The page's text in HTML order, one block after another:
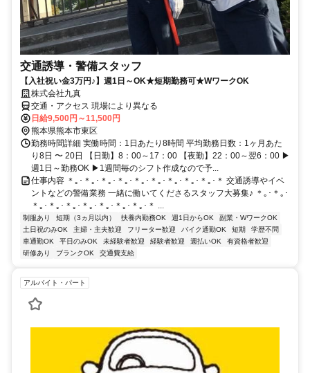
交通誘導・警備スタッフ
【入社祝い金3万円♪】週1日～OK★短期勤務可★WワークOK
株式会社九真
交通・アクセス 現場により異なる
日給9,500円～11,500円
熊本県熊本市東区
勤務時間詳細 実働時間：1日あたり8時間 平均勤務日数：1ヶ月あた
り8日 〜 20日 【日勤】8：00～17：00 【夜勤】22：00～翌6：00 ▶
週1日～勤務OK ▶1週間毎のシフト作成なので予...
仕事内容 ＊｡･＊｡･＊｡･＊｡･＊｡･＊｡･＊｡･＊｡･＊｡･＊ 交通誘導やイベ
ントなどの警備業務 一緒に働いてくださるスタッフ大募集♪ ＊｡･＊｡･
＊｡･＊｡･＊｡･＊｡･＊｡･＊｡･＊｡･＊ ...
制服あり 短期（3ヵ月以内） 扶養内勤務OK 週1日からOK
副業・WワークOK
土日祝のみOK
主婦・主夫歓迎 フリーター歓迎 バイク通勤OK 短期
学歴不問
車通勤OK
平日のみOK 未経験者歓迎 経験者歓迎 週払いOK
有資格者歓迎
研修あり
ブランクOK 交通費支給
アルバイト・パート